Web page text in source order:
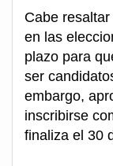
Cabe
en las
plazo para
ser
embargo,
inscribirse
finaliza el 30